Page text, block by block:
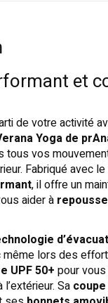
et
de votre activité
Yoga de
tous vos
Fabriqué avec
, il offre un
aider à
même lors des
UPF 50+ pour
Sa